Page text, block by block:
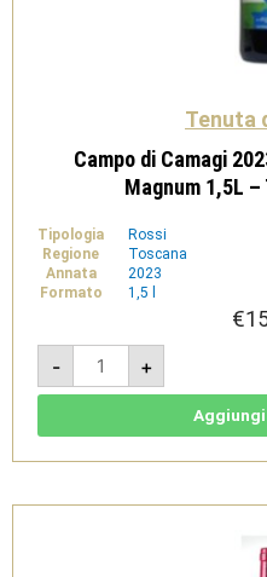
Tenuta
Campo di Camagi
Magnum 1,5L
Tipologia
Rossi
Regione
Toscana
Annata
2023
Formato
1,5 l
€
-
Campo
Camagi
2023
Rosso
-
+